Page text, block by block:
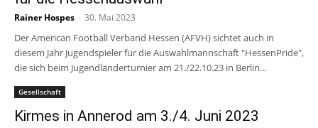
Rainer Hospes - 30. Mai 2023
Der American Football Verband Hessen (AFVH) sichtet auch in
diesem Jahr Jugendspieler für die Auswahlmannschaft "HessenPride",
die sich beim Jugendländerturnier am 21./22.10.23 in Berlin...
Gesellschaft
Kirmes in Annerod am 3./4. Juni 2023